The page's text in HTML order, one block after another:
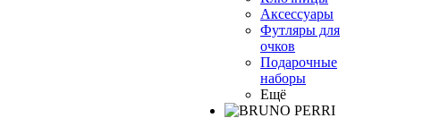
Аксессуары
Футляры для
очков
Подарочные
наборы
Ещё